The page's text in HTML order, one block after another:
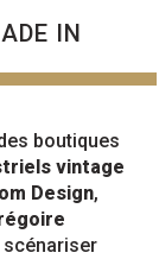
IN
boutiques
vintage
Design,
scénariser